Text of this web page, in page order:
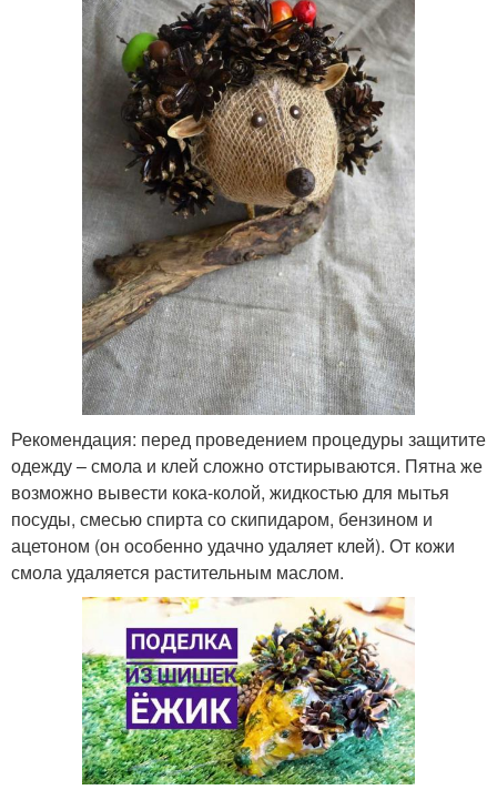
Рекомендация: перед проведением процедуры защитите
одежду – смола и клей сложно отстирываются. Пятна же
возможно вывести кока-колой, жидкостью для мытья
посуды, смесью спирта со скипидаром, бензином и
ацетоном (он особенно удачно удаляет клей). От кожи
смола удаляется растительным маслом.